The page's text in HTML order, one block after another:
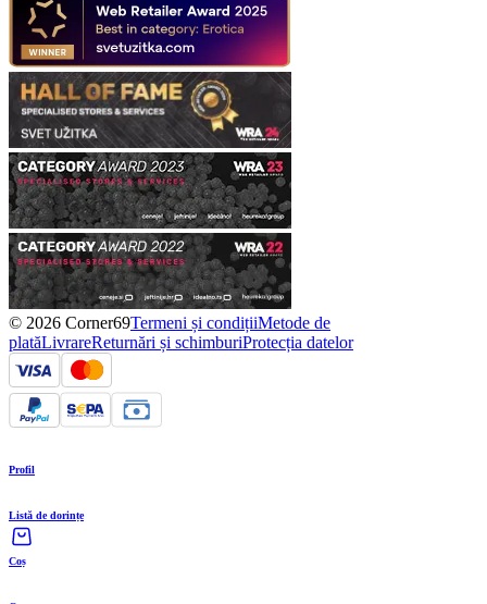
© 2026 Corner69Termeni și condițiiMetode de
platăLivrareReturnări și schimburiProtecția datelor
Profil
Listă de dorințe
Coș